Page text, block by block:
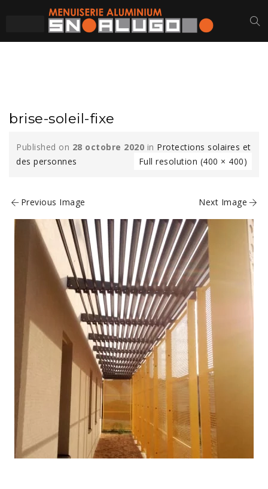
brise-soleil-fixe
Published on 28 octobre 2020 in Protections solaires et
des personnes
Full resolution (400 × 400)
Previous Image Next Image